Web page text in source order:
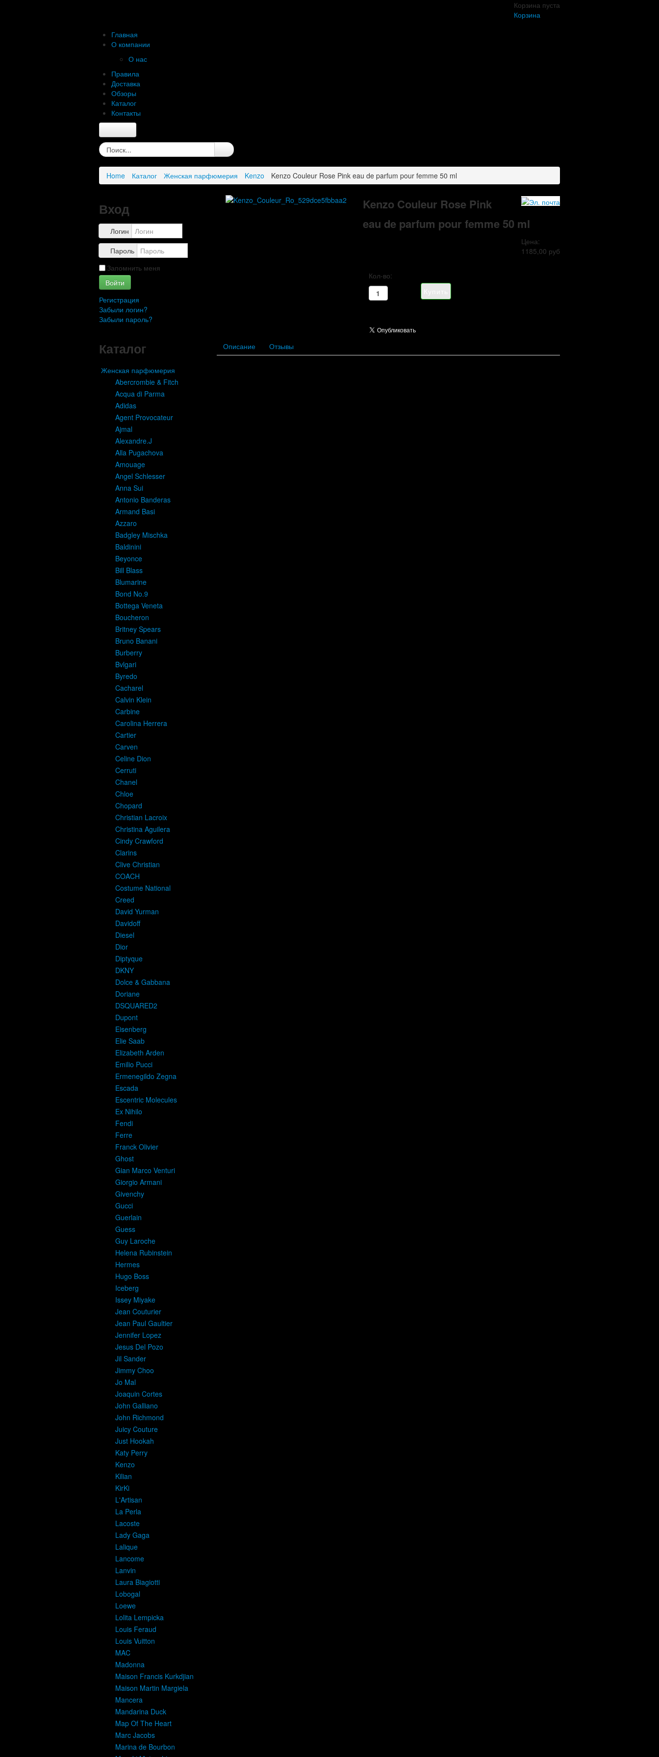
Корзина пуста
Корзина
Главная
О компании
О нас
Правила
Доставка
Обзоры
Каталог
Контакты
Главная
О нас
Правила
Каталог
Home Каталог Женская парфюмерия Kenzo Kenzo Couleur Rose Pink eau de parfum pour femme 50 ml
Вход
Логин
Пароль
Запомнить меня
Войти
Регистрация
Забыли логин?
Забыли пароль?
Каталог
Женская парфюмерия
Abercrombie & Fitch
Acqua di Parma
Adidas
Agent Provocateur
Ajmal
Alexandre.J
Alla Pugachova
Amouage
Angel Schlesser
Anna Sui
Antonio Banderas
Armand Basi
Azzaro
Badgley Mischka
Baldinini
Beyonce
Bill Blass
Blumarine
Bond No.9
Bottega Veneta
Boucheron
Britney Spears
Bruno Banani
Burberry
Bvlgari
Byredo
Cacharel
Calvin Klein
Carbine
Carolina Herrera
Cartier
Carven
Celine Dion
Cerruti
Chanel
Chloe
Chopard
Christian Lacroix
Christina Aguilera
Cindy Crawford
Clarins
Clive Christian
COACH
Costume National
Creed
David Yurman
Davidoff
Diesel
Dior
Diptyque
DKNY
Dolce & Gabbana
Doriane
DSQUARED2
Dupont
Eisenberg
Elie Saab
Elizabeth Arden
Emilio Pucci
Ermenegildo Zegna
Escada
Escentric Molecules
Ex Nihilo
Fendi
Ferre
Franck Olivier
Ghost
Gian Marco Venturi
Giorgio Armani
Givenchy
Gucci
Guerlain
Guess
Guy Laroche
Helena Rubinstein
Hermes
Hugo Boss
Iceberg
Issey Miyake
Jean Couturier
Jean Paul Gaultier
Jennifer Lopez
Jesus Del Pozo
Jil Sander
Jimmy Choo
Jo Mal
Joaquin Cortes
John Galliano
John Richmond
Juicy Couture
Just Hookah
Katy Perry
Kenzo
Kilian
KirKi
L'Artisan
La Perla
Lacoste
Lady Gaga
Lalique
Lancome
Lanvin
Laura Biagiotti
Lobogal
Loewe
Lolita Lempicka
Louis Feraud
Louis Vuitton
MAC
Madonna
Maison Francis Kurkdjian
Maison Martin Margiela
Mancera
Mandarina Duck
Map Of The Heart
Marc Jacobs
Marina de Bourbon
Kenzo Couleur Rose Pink
eau de parfum pour femme 50 ml
Цена:
1185,00 руб
Кол-во:
Описание Отзывы